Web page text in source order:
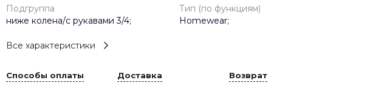
Подгруппа
ниже колена/с рукавами 3/4;
Тип (по функциям)
Homewear;
Все характеристики
Способы оплаты Доставка Возврат